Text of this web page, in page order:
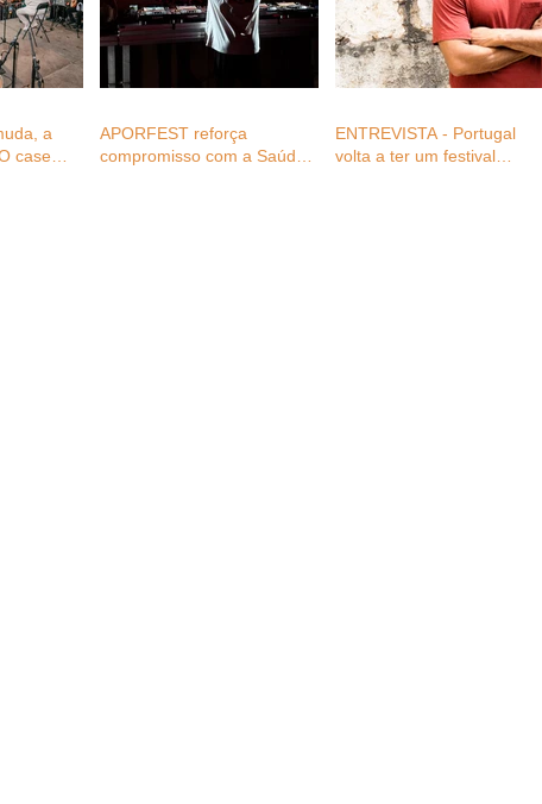
a
case
APORFEST reforça
compromisso com a Saúde
ENTREVISTA - Portugal
volta a ter um festival